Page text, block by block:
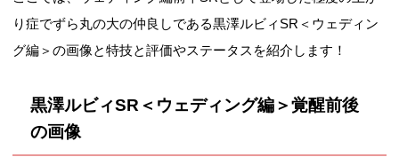
り症でずら丸の大の仲良しである黒澤ルビィSR＜ウェディン
グ編＞の画像と特技と評価やステータスを紹介します！
黒澤ルビィSR＜ウェディング編＞覚醒前後
の画像